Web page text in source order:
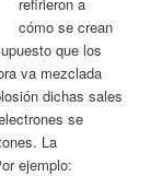
cómo se crean
que los
va mezclada
dichas sales
se
La
ejemplo: